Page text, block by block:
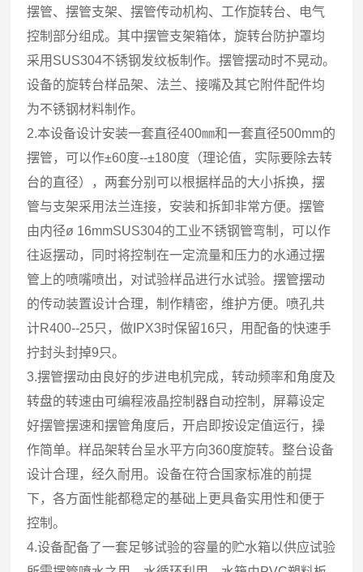
摆管、摆管支架、摆管传动机构、工作旋转台、电气
控制部分组成。其中摆管支架箱体，旋转台防护罩均
采用SUS304不锈钢发纹板制作。摆管摆动时不晃动。
设备的旋转台样品架、法兰、接嘴及其它附件配件均
为不锈钢材料制作。
2.本设备设计安装一套直径400㎜和一套直径500mm的
摆管，可以作±60度--±180度（理论值，实际要除去转
台的直径），两套分别可以根据样品的大小拆换，摆
管与支架采用法兰连接，安装和拆卸非常方便。摆管
由内径ø 16mmSUS304的工业不锈钢管弯制，可以作
往返摆动，同时将控制在一定流量和压力的水通过摆
管上的喷嘴喷出，对试验样品进行水试验。摆管摆动
的传动装置设计合理，制作精密，维护方便。喷孔共
计R400--25只，做IPX3时保留16只，用配备的快速手
拧封头封掉9只。
3.摆管摆动由良好的步进电机完成，转动频率和角度及
转盘的转速由可编程液晶控制器自动控制，屏幕设定
好摆管摆速和摆管角度后，开启即按设定值运行，操
作简单。样品架转台呈水平方向360度旋转。整台设备
设计合理，经久耐用。设备在符合国家标准的前提
下，各方面性能都稳定的基础上更具备实用性和便于
控制。
4.设备配备了一套足够试验的容量的贮水箱以供应试验